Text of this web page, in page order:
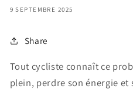
9 SEPTEMBRE 2025
Share
Tout cycliste connaît ce
plein, perdre son énergie